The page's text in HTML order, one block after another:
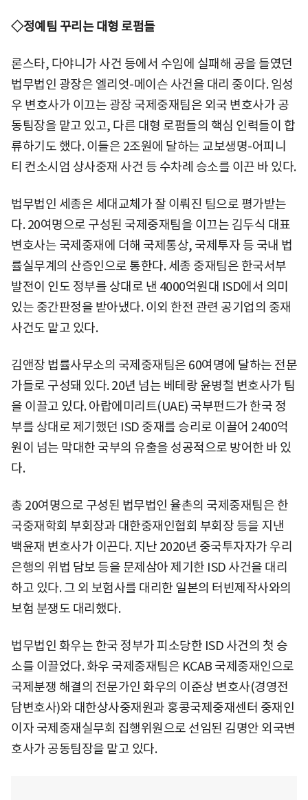
◇정예팀 꾸리는 대형 로펌들
론스타, 다야니가 사건 등에서 수임에 실패해 공을 들였던
법무법인 광장은 엘리엇-메이슨 사건을 대리 중이다. 임성
우 변호사가 이끄는 광장 국제중재팀은 외국 변호사가 공
동팀장을 맡고 있고, 다른 대형 로펌들의 핵심 인력들이 합
류하기도 했다. 이들은 2조원에 달하는 교보생명-어피니
티 컨소시엄 상사중재 사건 등 수차례 승소를 이끈 바 있다.
법무법인 세종은 세대교체가 잘 이뤄진 팀으로 평가받는
다. 20여명으로 구성된 국제중재팀을 이끄는 김두식 대표
변호사는 국제중재에 더해 국제통상, 국제투자 등 국내 법
률실무계의 산증인으로 통한다. 세종 중재팀은 한국서부
발전이 인도 정부를 상대로 낸 4000억원대 ISD에서 의미
있는 중간판정을 받아냈다. 이외 한전 관련 공기업의 중재
사건도 맡고 있다.
김앤장 법률사무소의 국제중재팀은 60여명에 달하는 전문
가들로 구성돼 있다. 20년 넘는 베테랑 윤병철 변호사가 팀
을 이끌고 있다. 아랍에미리트(UAE) 국부펀드가 한국 정
부를 상대로 제기했던 ISD 중재를 승리로 이끌어 2400억
원이 넘는 막대한 국부의 유출을 성공적으로 방어한 바 있
다.
총 20여명으로 구성된 법무법인 율촌의 국제중재팀은 한
국중재학회 부회장과 대한중재인협회 부회장 등을 지낸
백윤재 변호사가 이끈다. 지난 2020년 중국투자자가 우리
은행의 위법 담보 등을 문제삼아 제기한 ISD 사건을 대리
하고 있다. 그 외 보험사를 대리한 일본의 터빈제작사와의
보험 분쟁도 대리했다.
법무법인 화우는 한국 정부가 피소당한 ISD 사건의 첫 승
소를 이끌었다. 화우 국제중재팀은 KCAB 국제중재인으로
국제분쟁 해결의 전문가인 화우의 이준상 변호사(경영전
담변호사)와 대한상사중재원과 홍콩국제중재센터 중재인
이자 국제중재실무회 집행위원으로 선임된 김명안 외국변
호사가 공동팀장을 맡고 있다.